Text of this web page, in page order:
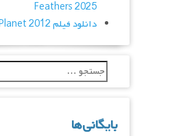
Feathers 2025
دانلود فیلم Adventure Planet 2012
بایگانی‌ها